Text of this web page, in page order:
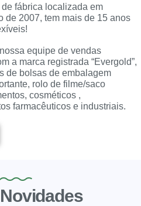
fábrica localizada em
de 2007, tem mais de 15 anos
equipe de vendas
a marca registrada “Evergold”,
de bolsas de embalagem
rolo de filme/saco
cosméticos ,
farmacêuticos e industriais.